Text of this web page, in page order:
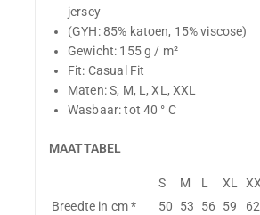
jersey
(GYH: 85% katoen, 15% viscose)
Gewicht: 155 g / m²
Fit: Casual Fit
Maten: S, M, L, XL, XXL
Wasbaar: tot 40 ° C
MAATTABEL
S M L XL
Breedte in cm *
50 53 56 59 62